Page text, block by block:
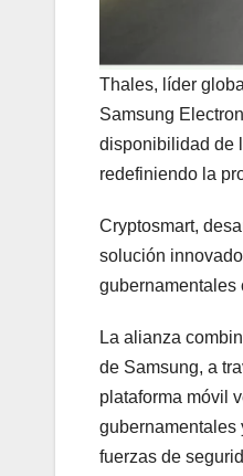
Thales, líder
Samsung
disponibilidad de
redefiniendo la
Cryptosmart,
solución
gubernamentales
La alianza
de Samsung, a
plataforma móvil
gubernamentales
fuerzas de